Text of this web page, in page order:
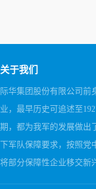
关于我们
际华集团股份有限公司前
业，最早历史可追述至
期，都为我军的发展做出
下军队保障要求，按照
将部分保障性企业移交新